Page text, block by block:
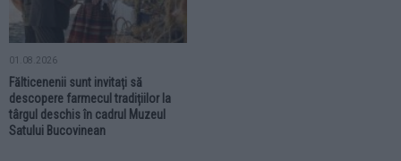
01.08.2026
Fălticenenii sunt invitați să
descopere farmecul tradițiilor la
târgul deschis în cadrul Muzeul
Satului Bucovinean